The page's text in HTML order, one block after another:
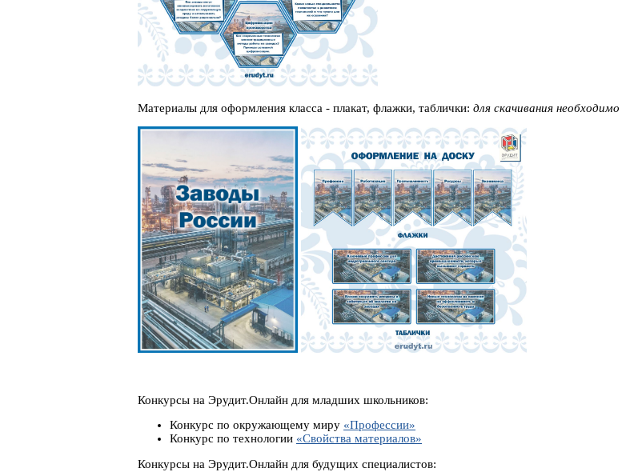
Материалы для оформления класса - плакат, флажки, таблички: для скачивания необходимо
Конкурсы на Эрудит.Онлайн для младших школьников:
Конкурс по окружающему миру «Профессии»
Конкурс по технологии «Свойства материалов»
Конкурсы на Эрудит.Онлайн для будущих специалистов: